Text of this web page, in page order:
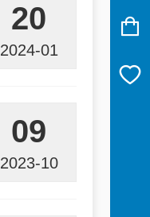
20
2024-01
09
2023-10